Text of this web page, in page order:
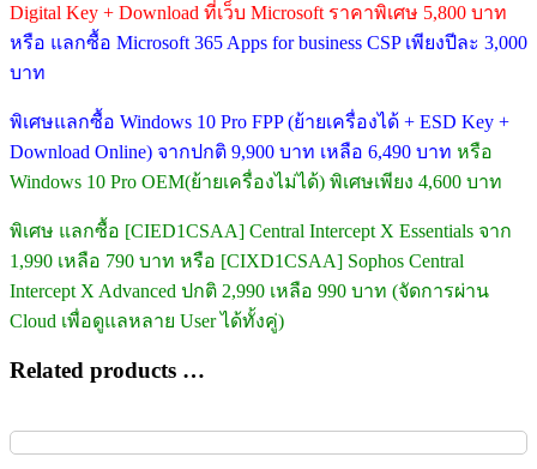
Digital Key + Download ที่เว็บ Microsoft ราคาพิเศษ 5,800 บาท
หรือ แลกซื้อ Microsoft 365 Apps for business CSP เพียงปีละ 3,000
บาท
พิเศษแลกซื้อ Windows 10 Pro FPP (ย้ายเครื่องได้ + ESD Key +
Download Online) จากปกติ 9,900 บาท เหลือ 6,490 บาท หรือ
Windows 10 Pro OEM(ย้ายเครื่องไม่ได้) พิเศษเพียง 4,600 บาท
พิเศษ แลกซื้อ [CIED1CSAA] Central Intercept X Essentials จาก
1,990 เหลือ 790 บาท หรือ [CIXD1CSAA] Sophos Central
Intercept X Advanced ปกติ 2,990 เหลือ 990 บาท (จัดการผ่าน
Cloud เพื่อดูแลหลาย User ได้ทั้งคู่)
Related products …